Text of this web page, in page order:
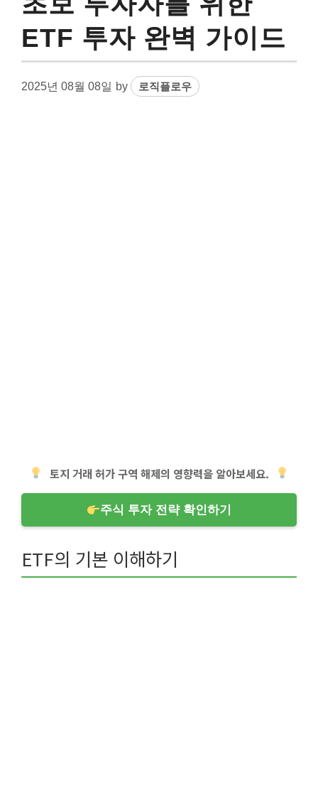
ETF 투자 완벽 가이드
2025년 08월 08일 by 로직플로우
토지 거래 허가 구역 해제의 영향력을 알아보세요.
주식 투자 전략 확인하기
ETF의 기본 이해하기